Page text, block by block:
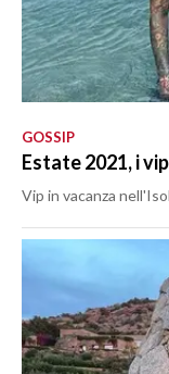
GOSSIP
Estate 2021, i
Vip in vacanza